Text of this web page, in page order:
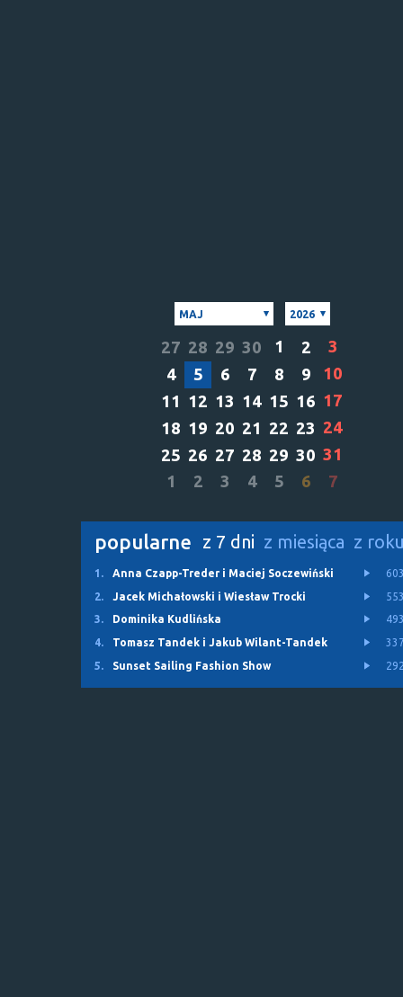
MAJ 2026
27 28 29 30 1 2
3
4
5 6 7 8 9
10
11 12 13 14 15 16 17
18 19 20 21 22 23 24
25 26 27 28 29 30 31
1
2 3 4 5 6 7
popularne z 7 dni z miesiąca z
1. Anna Czapp-Treder i Maciej Soczewiński
2.
Jacek Michałowski i Wiesław Trocki
3.
Dominika Kudlińska
4.
Tomasz Tandek i Jakub Wilant-Tandek
5.
Sunset Sailing Fashion Show